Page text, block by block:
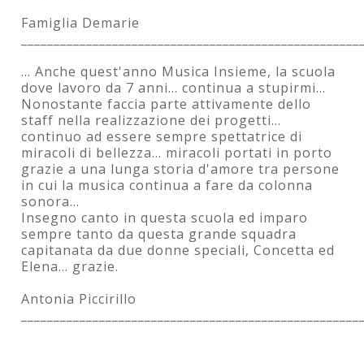
Famiglia Demarie
... Anche quest'anno Musica Insieme, la scuola
dove lavoro da 7 anni... continua a stupirmi...
Nonostante faccia parte attivamente dello
staff nella realizzazione dei progetti...
continuo ad essere sempre spettatrice di
miracoli di bellezza... miracoli portati in porto
grazie a una lunga storia d'amore tra persone
in cui la musica continua a fare da colonna
sonora...
Insegno canto in questa scuola ed imparo
sempre tanto da questa grande squadra
capitanata da due donne speciali, Concetta ed
Elena... grazie.
Antonia Piccirillo